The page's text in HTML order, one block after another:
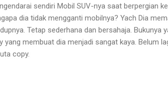
sendiri Mobil SUV-nya saat berpergian
dia tidak mengganti mobilnya? Yach Dia
Tetap sederhana dan bersahaja.
yang membuat dia menjadi sangat kaya. Belum
copy.